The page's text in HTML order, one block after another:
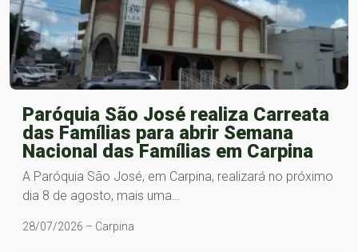
Paróquia São José realiza Carreata
das Famílias para abrir Semana
Nacional das Famílias em Carpina
A Paróquia São José, em Carpina, realizará no próximo
dia 8 de agosto, mais uma…
28/07/2026 – Carpina